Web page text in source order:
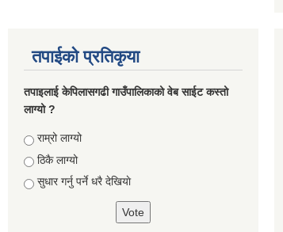
तपाईको प्रतिकृया
तपाइलाई केपिलासगढी गाउँपालिकाको वेब साईट कस्तो
लाग्यो ?
Choices
राम्रो लाग्यो
ठिकै लाग्यो
सुधार गर्नु पर्ने धरै देखियाे